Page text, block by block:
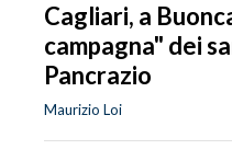
Cagliari, a
campagna" dei
Pancrazio
Maurizio Loi